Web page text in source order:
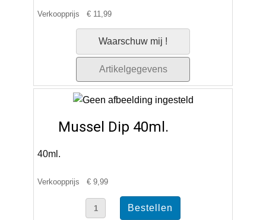
Verkoopprijs € 11,99
Waarschuw mij !
Artikelgegevens
Mussel Dip 40ml.
40ml.
Verkoopprijs € 9,99